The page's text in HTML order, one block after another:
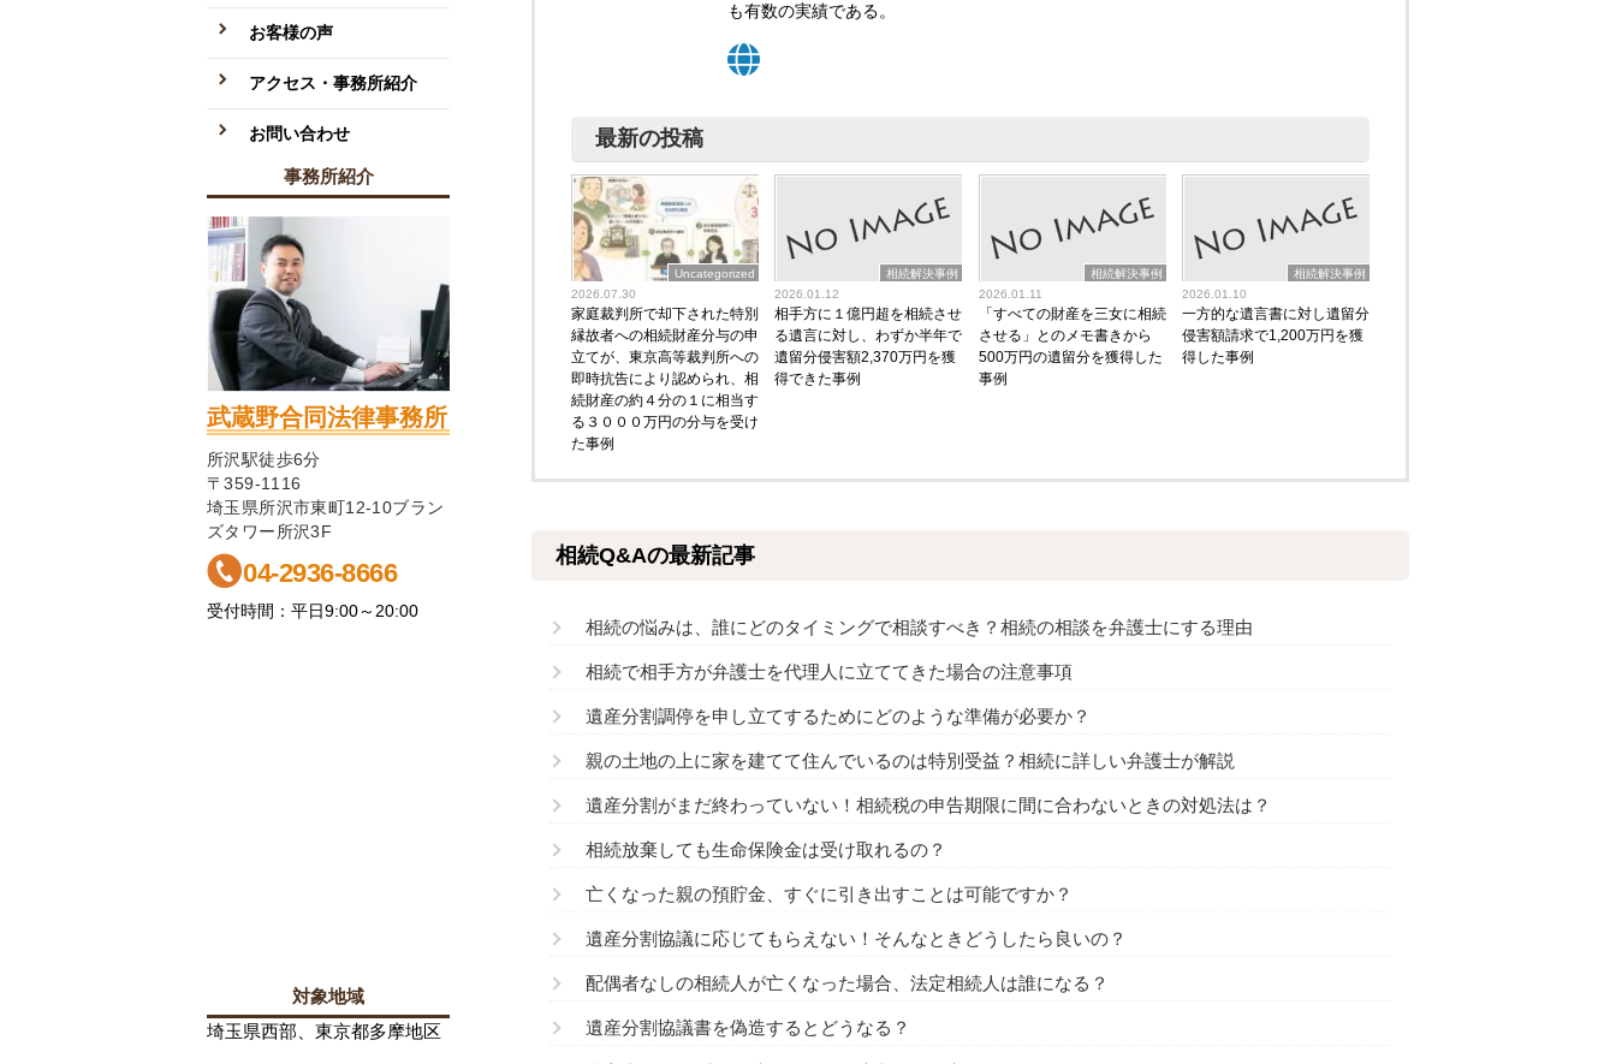
も有数の実績である。
最新の投稿
Uncategorized
2026.07.30
家庭裁判所で却下された特別
縁故者への相続財産分与の申
立てが、東京高等裁判所への
即時抗告により認められ、相
続財産の約４分の１に相当す
る３０００万円の分与を受け
た事例
相続解決事例
2026.01.12
相手方に１億円超を相続させ
る遺言に対し、わずか半年で
遺留分侵害額2,370万円を獲
得できた事例
相続解決事例
2026.01.11
「すべての財産を三女に相続
させる」とのメモ書きから
500万円の遺留分を獲得した
事例
相続解決事例
2026.01.10
一方的な遺言書に対し遺留分
侵害額請求で1,200万円を獲
得した事例
相続Q&Aの最新記事
相続の悩みは、誰にどのタイミングで相談すべき？相続の相談を弁護士にする理由
相続で相手方が弁護士を代理人に立ててきた場合の注意事項
遺産分割調停を申し立てするためにどのような準備が必要か？
親の土地の上に家を建てて住んでいるのは特別受益？相続に詳しい弁護士が解説
遺産分割がまだ終わっていない！相続税の申告期限に間に合わないときの対処法は？
相続放棄しても生命保険金は受け取れるの？
亡くなった親の預貯金、すぐに引き出すことは可能ですか？
遺産分割協議に応じてもらえない！そんなときどうしたら良いの？
配偶者なしの相続人が亡くなった場合、法定相続人は誰になる？
遺産分割協議書を偽造するとどうなる？
お客様の声
アクセス・事務所紹介
お問い合わせ
事務所紹介
武蔵野合同法律事務所
所沢駅徒歩6分
〒359-1116
埼玉県所沢市東町12-10ブラン
ズタワー所沢3F
04-2936-8666
受付時間：平日9:00～20:00
対象地域
埼玉県西部、東京都多摩地区